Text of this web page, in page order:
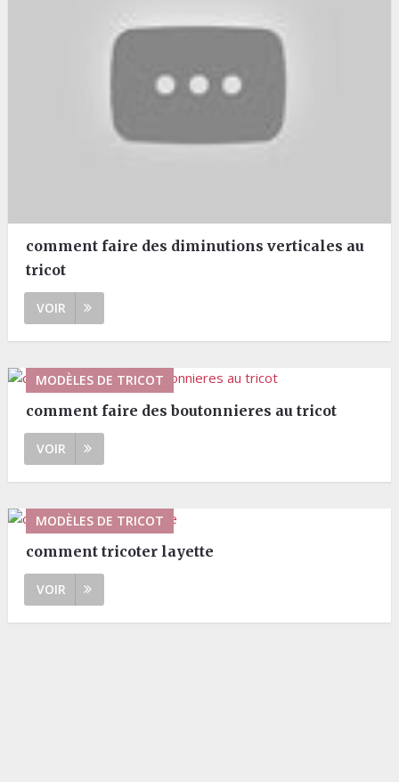
comment faire des diminutions verticales au
tricot
VOIR
MODÈLES DE TRICOT
comment faire des boutonnieres au tricot
VOIR
MODÈLES DE TRICOT
comment tricoter layette
VOIR